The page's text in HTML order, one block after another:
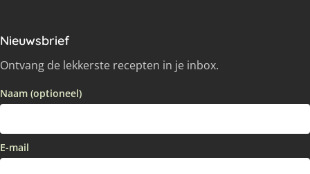
Nieuwsbrief
Ontvang de lekkerste recepten in je inbox.
Naam (optioneel)
E-mail